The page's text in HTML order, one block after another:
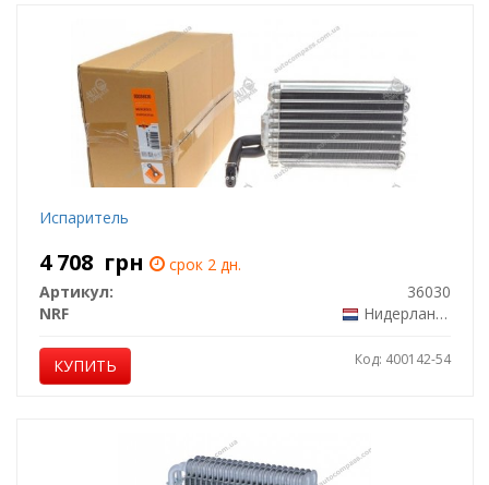
Испаритель
4 708 грн
срок 2 дн.
Артикул:
36030
NRF
Нидерланды
КУПИТЬ Код: 400142-54